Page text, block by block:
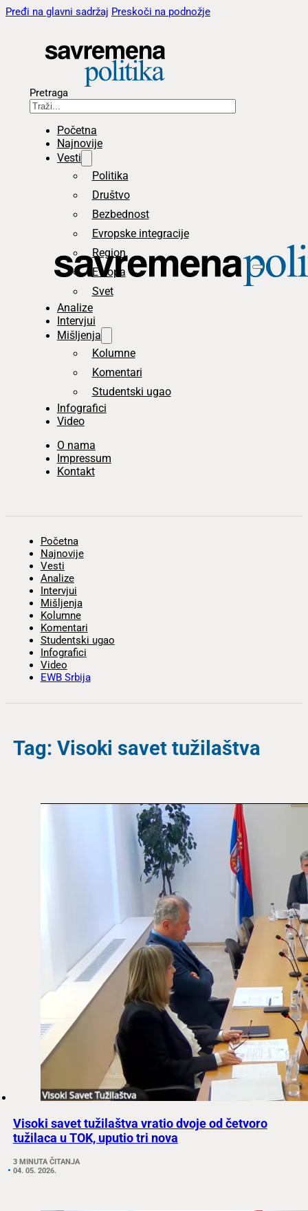
Pređi na glavni sadržaj Preskoči na podnožje
Pretraga
Početna
Najnovije
Vesti
Politika
Društvo
Bezbednost
Evropske integracije
Region
Evropa
Svet
Analize
Intervjui
Mišljenja
Kolumne
Komentari
Studentski ugao
Infografici
Video
O nama
Impressum
Kontakt
Početna
Najnovije
Vesti
Analize
Intervjui
Mišljenja
Kolumne
Komentari
Studentski ugao
Infografici
Video
EWB Srbija
Tag: Visoki savet tužilaštva
Visoki savet tužilaštva vratio dvoje od četvoro
tužilaca u TOK, uputio tri nova
3 MINUTA ČITANJA
04. 05. 2026.